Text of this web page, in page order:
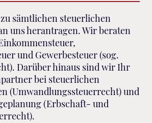
sämtlichen steuerlichen
uns herantragen. Wir beraten
und Gewerbesteuer (sog.
Darüber hinaus sind wir Ihr
bei steuerlichen
(Umwandlungssteuerrecht) und
(Erbschaft- und